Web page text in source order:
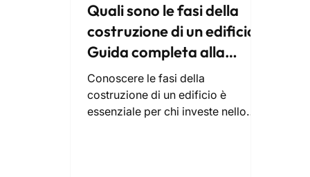
Quali sono le fasi della
costruzione di un edificio?
Guida completa alla
progettazione
immobiliare
Conoscere le fasi della
costruzione di un edificio è
essenziale per chi investe nello